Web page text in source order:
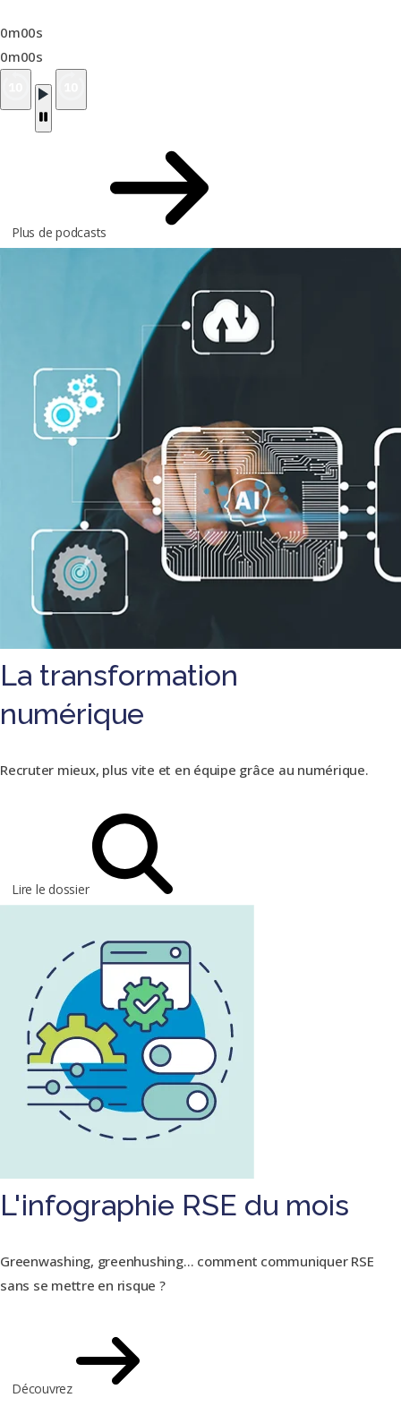
0m00s
0m00s
Plus de podcasts
La transformation
numérique
Recruter mieux, plus vite et en équipe grâce au numérique.
Lire le dossier
L'infographie RSE du mois
Greenwashing, greenhushing… comment communiquer RSE
sans se mettre en risque ?
Découvrez